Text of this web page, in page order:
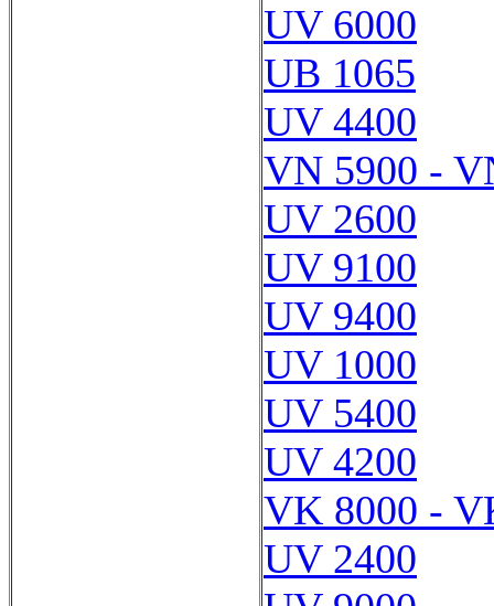
UV 6000
UB 1065
UV 4400
VN 5900 -
UV 2600
UV 9100
UV 9400
UV 1000
UV 5400
UV 4200
VK 8000 -
UV 2400